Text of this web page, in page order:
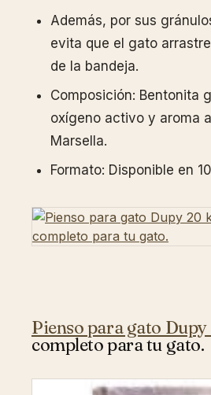
Además, por sus
evita que el gato
de la bandeja.
Composición: Bentonita
oxígeno activo y aroma
Marsella.
Formato: Disponible en
Pienso para gato
completo para tu gato.